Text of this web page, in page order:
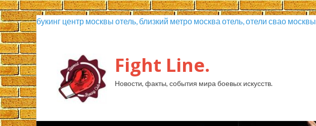
букинг центр москвы отель, близкий метро москва отель, отели свао москвы
Fight Line.
Новости, факты, события мира боевых искусств.